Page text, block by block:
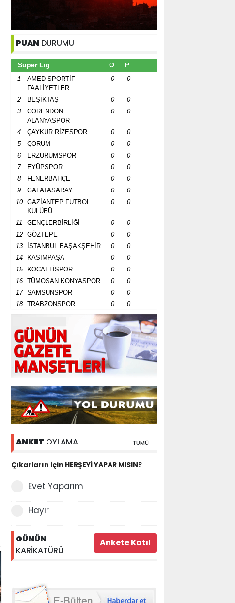
PUAN DURUMU
Süper Lig O P
1
AMED SPORTİF
FAALİYETLER
0 0
2 BEŞİKTAŞ 0
0
3
CORENDON
ALANYASPOR
0 0
4 ÇAYKUR RİZESPOR 0
0
5
ÇORUM 0
0
6
ERZURUMSPOR 0
0
7
EYÜPSPOR 0
0
8
FENERBAHÇE 0
0
9
GALATASARAY 0
0
10
GAZİANTEP FUTBOL
KULÜBÜ
0 0
11 GENÇLERBİRLİĞİ 0
0
12
GÖZTEPE 0
0
13
İSTANBUL BAŞAKŞEHİR 0
0
14
KASIMPAŞA 0
0
15
KOCAELİSPOR 0
0
16
TÜMOSAN KONYASPOR 0
0
17
SAMSUNSPOR 0
0
18
TRABZONSPOR 0 0
ANKET OYLAMA TÜMÜ
Çıkarların için HERŞEYİ YAPAR MISIN?
Evet Yaparım
Hayır
GÜNÜN
KARİKATÜRÜ